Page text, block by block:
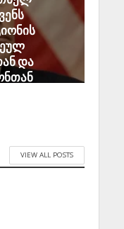
და
VIEW ALL POSTS